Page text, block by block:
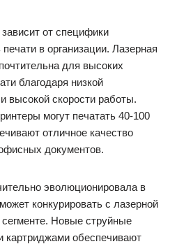
от специфики
в организации. Лазерная
для высоких
благодаря низкой
высокой скорости работы.
могут печатать 40-100
отличное качество
документов.
эволюционировала в
конкурировать с лазерной
Новые струйные
картриджами обеспечивают